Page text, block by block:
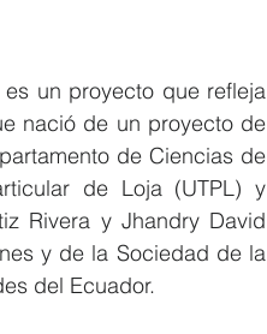
un proyecto que refleja
nació de un proyecto de
de Ciencias de
de Loja (UTPL) y
Rivera y Jhandry David
y de la Sociedad de la
del Ecuador.